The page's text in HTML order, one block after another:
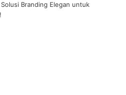
Branding Elegan untuk